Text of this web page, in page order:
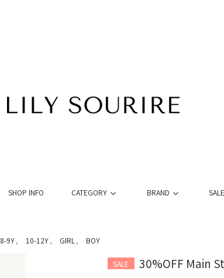
SHOP INFO CATEGORY BRAND
8-9Y 10-12Y GIRL BOY
SALE 30%OFF Main